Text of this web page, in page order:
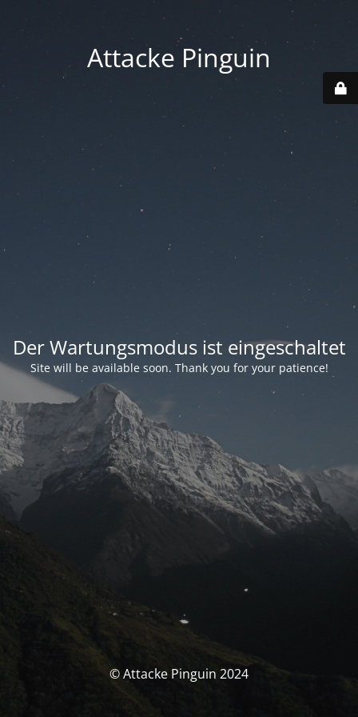
Attacke Pinguin
Der Wartungsmodus ist eingeschaltet
Site will be available soon. Thank you for your patience!
© Attacke Pinguin 2024